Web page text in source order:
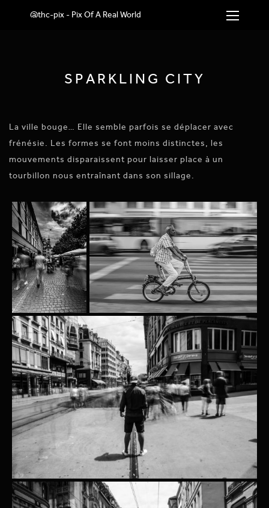
@thc-pix - Pix Of A Real World
SPARKLING CITY
La ville bouge… Elle semble parfois se déplacer avec
frénésie. Les formes se font moins distinctes, les
mouvements disparaissent pour laisser place à un
tourbillon nous entraînant dans son sillage.